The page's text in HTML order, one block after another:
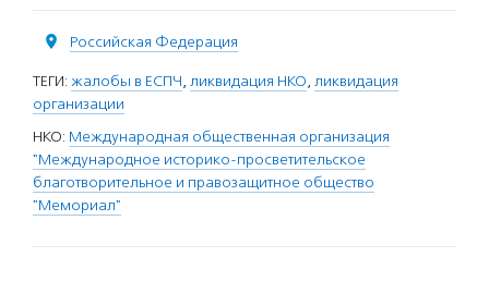
Российская Федерация
ТЕГИ: жалобы в ЕСПЧ, ликвидация НКО, ликвидация
организации
НКО: Международная общественная организация
"Международное историко-просветительское
благотворительное и правозащитное общество
"Мемориал"